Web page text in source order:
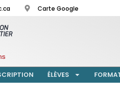
Carte Google
ÉLÈVES